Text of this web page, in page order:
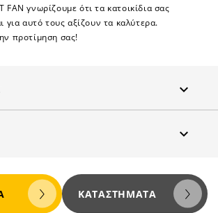
FAN γνωρίζουμε ότι τα κατοικίδια σας
για αυτό τους αξίζουν τα καλύτερα.
προτίμηση σας!


ΚΑΤΑΣΤΉΜΑΤΑ